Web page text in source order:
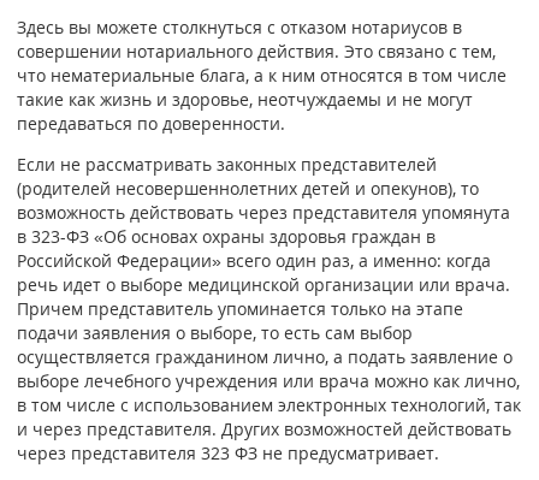
Здесь вы можете столкнуться с отказом нотариусов в
совершении нотариального действия. Это связано с тем,
что нематериальные блага, а к ним относятся в том числе
такие как жизнь и здоровье, неотчуждаемы и не могут
передаваться по доверенности.
Если не рассматривать законных представителей
(родителей несовершеннолетних детей и опекунов), то
возможность действовать через представителя упомянута
в 323-ФЗ «Об основах охраны здоровья граждан в
Российской Федерации» всего один раз, а именно: когда
речь идет о выборе медицинской организации или врача.
Причем представитель упоминается только на этапе
подачи заявления о выборе, то есть сам выбор
осуществляется гражданином лично, а подать заявление о
выборе лечебного учреждения или врача можно как лично,
в том числе с использованием электронных технологий, так
и через представителя. Других возможностей действовать
через представителя 323 ФЗ не предусматривает.